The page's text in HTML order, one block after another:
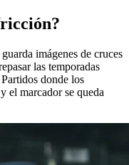
imágenes de cruces
las temporadas
donde los
el marcador se queda